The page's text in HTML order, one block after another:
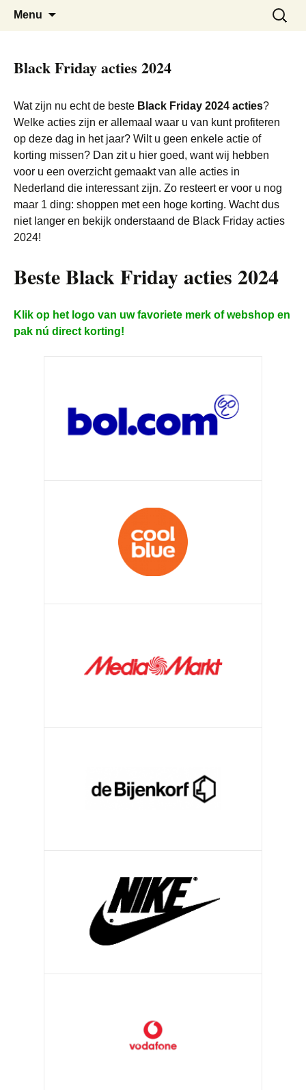
Black Friday Super SALE
De beste kortingen bij elkaar!
Menu
Zoeken
naar:
Black Friday acties 2024
Wat zijn nu echt de beste Black Friday 2024 acties?
Welke acties zijn er allemaal waar u van kunt profiteren
op deze dag in het jaar? Wilt u geen enkele actie of
korting missen? Dan zit u hier goed, want wij hebben
voor u een overzicht gemaakt van alle acties in
Nederland die interessant zijn. Zo resteert er voor u nog
maar 1 ding: shoppen met een hoge korting. Wacht dus
niet langer en bekijk onderstaand de Black Friday acties
2024!
Beste Black Friday acties 2024
Klik op het logo van uw favoriete merk of webshop en
pak nú direct korting!